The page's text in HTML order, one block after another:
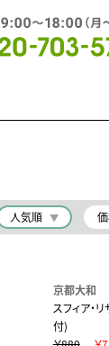
人気順
京都大和
スフィア・
付)